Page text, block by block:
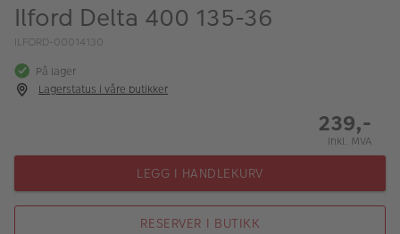
ALBUM
Merker
Ilford Delta 400 135-36
ILFORD-00014130
På lager
Lagerstatus i våre butikker
239,-
Inkl. MVA
LEGG I HANDLEKURV
RESERVER I BUTIKK